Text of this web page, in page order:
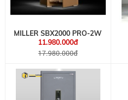
MILLER SBX2000 PRO-2W
11.980.000đ
17.980.000đ